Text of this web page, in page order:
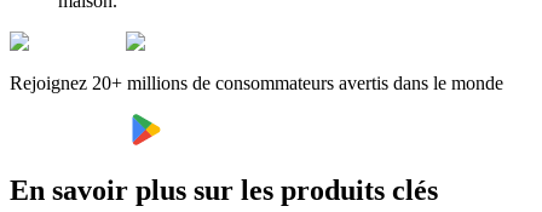
Rejoignez 20+ millions de consommateurs avertis dans le monde
En savoir plus sur les produits clés